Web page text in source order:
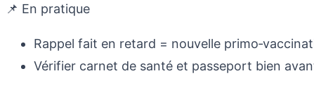
📌 En pratique
Rappel fait en retard = nouvelle
Vérifier carnet de santé et passeport bien